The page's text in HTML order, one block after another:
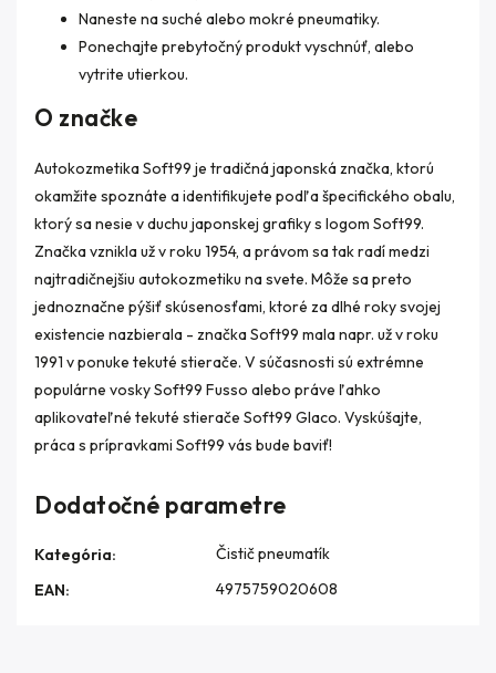
Naneste na suché alebo mokré pneumatiky.
Ponechajte prebytočný produkt vyschnúť, alebo
vytrite utierkou.
O značke
Autokozmetika Soft99 je tradičná japonská značka, ktorú
okamžite spoznáte a identifikujete podľa špecifického obalu,
ktorý sa nesie v duchu japonskej grafiky s logom Soft99.
Značka vznikla už v roku 1954, a právom sa tak radí medzi
najtradičnejšiu autokozmetiku na svete. Môže sa preto
jednoznačne pýšiť skúsenosťami, ktoré za dlhé roky svojej
existencie nazbierala - značka Soft99 mala napr. už v roku
1991 v ponuke tekuté stierače. V súčasnosti sú extrémne
populárne vosky Soft99 Fusso alebo práve ľahko
aplikovateľné tekuté stierače Soft99 Glaco. Vyskúšajte,
práca s prípravkami Soft99 vás bude baviť!
Dodatočné parametre
Kategória:
Čistič pneumatík
EAN: 4975759020608